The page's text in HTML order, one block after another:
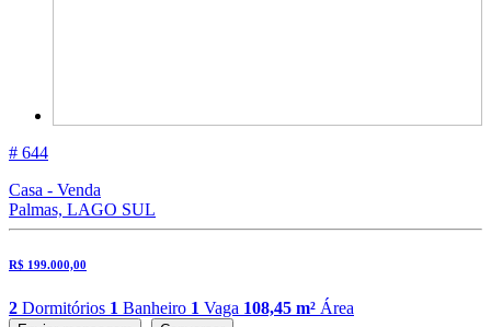
# 644
Casa - Venda
Palmas, LAGO SUL
R$ 199.000,00
2 Dormitórios 1 Banheiro 1 Vaga 108,45 m² Área